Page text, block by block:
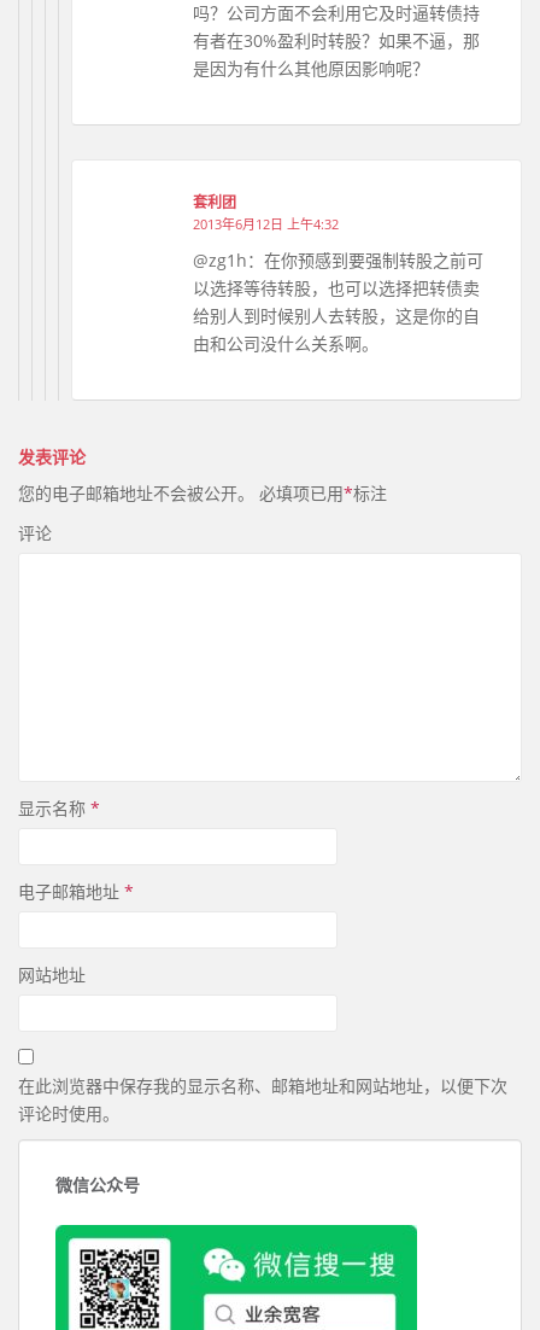
吗？公司方面不会利用它及时逼转债持
有者在30%盈利时转股？如果不逼，那
是因为有什么其他原因影响呢？
套利团
2013年6月12日 上午4:32
@zg1h：在你预感到要强制转股之前可
以选择等待转股，也可以选择把转债卖
给别人到时候别人去转股，这是你的自
由和公司没什么关系啊。
发表评论
您的电子邮箱地址不会被公开。 必填项已用*标注
评论
显示名称 *
电子邮箱地址 *
网站地址
在此浏览器中保存我的显示名称、邮箱地址和网站地址，以便下次
评论时使用。
微信公众号